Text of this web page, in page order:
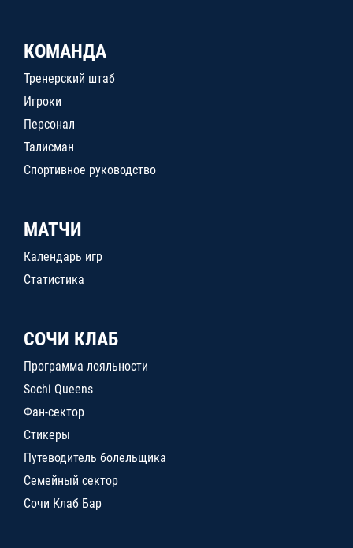
КОМАНДА
Тренерский штаб
Игроки
Персонал
Талисман
Спортивное руководство
МАТЧИ
Календарь игр
Статистика
СОЧИ КЛАБ
Программа лояльности
Sochi Queens
Фан-сектор
Стикеры
Путеводитель болельщика
Семейный сектор
Сочи Клаб Бар